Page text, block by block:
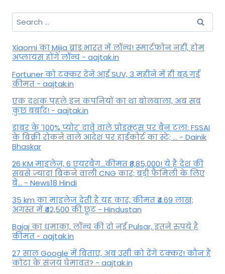
Search
for:
Xiaomi का Mijia ब्रांड भारत में लॉन्च! स्मार्टफोन नहीं, होम
अप्लायंस होंगे लॉन्च - aajtak.in
Fortuner को टक्कर देने आई SUV, 3 महीने में ही बढ़ गई
कीमत - aajtak.in
एक दशक पहले इन कंपनियों का था बोलबाला, अब सब
कुछ बर्बाद! - aajtak.in
डाबर के '100% प्योर' दावे वाले प्रोडक्ट्स पर बैन टला: FSSAI
के बिक्री रोकने वाले आदेश पर हाईकोर्ट का स्टे; ... - Dainik
Bhaskar
26 KM माइलेज, 6 एयरबैग...कीमत ₹8,85,000! ये है देश की
सबसे ज्यादा बिकने वाली CNG कार; बड़ी फैमिली के लिए
बे... - News18 Hindi
35 km का माइलेज देती है यह कार, कीमत ₹4.69 लाख;
अगस्त में ₹42,500 की छूट - Hindustan
Bajaj का धमाका, लॉन्च की दो नई Pulsar, इतने रुपये है
कीमत - aajtak.in
27 साल Google में बिताए, अब उसी को देंगे टक्कर! कौन हैं
कोटा के संजय घेमावत? - aajtak.in